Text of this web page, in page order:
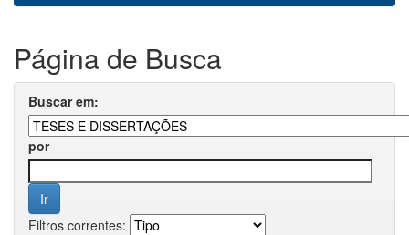
Página de Busca
Buscar em:
por
Filtros correntes: